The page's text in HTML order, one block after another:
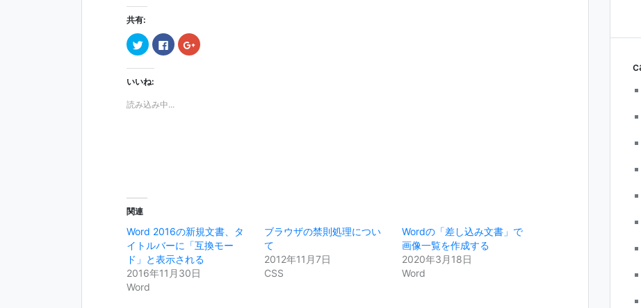
共有:
ク
リ
ク
し
て
w
i
い
ン
ド
ウ
で
開
き
ま
す
)
F
a
で
だ
さ
い
(
新
し
い
ク
リ
ン
ド
ウ
で
開
き
ま
いいね:
読み込み中...
関連
Word 2016の新規文書、タ
イトルバーに「互換モー
ド」と表示される
2016年11月30日
Word
ブラウザの禁則処理につい
て
2012年11月7日
CSS
Wordの「差し込み文書」で
画像一覧を作成する
2020年3月18日
Word